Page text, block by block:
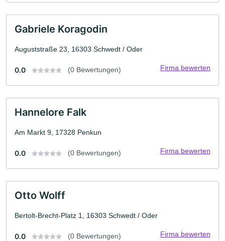
Gabriele Koragodin
Auguststraße 23, 16303 Schwedt / Oder
0.0 (0 Bewertungen) Firma bewerten
Hannelore Falk
Am Markt 9, 17328 Penkun
0.0 (0 Bewertungen) Firma bewerten
Otto Wolff
Bertolt-Brecht-Platz 1, 16303 Schwedt / Oder
0.0 (0 Bewertungen) Firma bewerten